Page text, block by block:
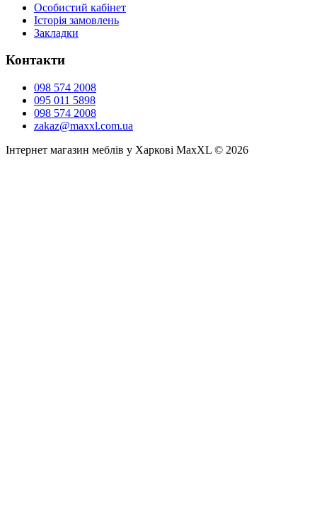
Особистий кабінет
Історія замовлень
Закладки
Контакти
098 574 2008
095 011 5898
098 574 2008
zakaz@maxxl.com.ua
Інтернет магазин меблів у Харкові MaxXL © 2026